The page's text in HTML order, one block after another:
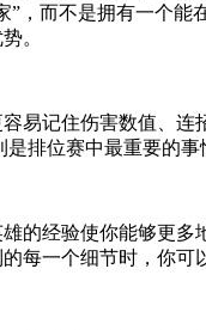
”，而不是拥有一个
。
易记住伤害数值、
排位赛中最重要的事
的经验使你能够更
每一个细节时，你可